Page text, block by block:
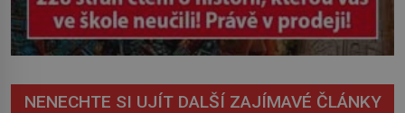
NENECHTE SI UJÍT DALŠÍ ZAJÍMAVÉ ČLÁNKY